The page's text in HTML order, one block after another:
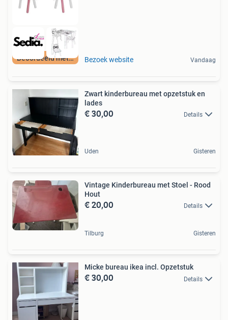
Beoordeeld met 9+ Bezoek website Vandaag
Zwart kinderbureau met opzetstuk en
lades
€ 30,00 Details
Uden Gisteren
Vintage Kinderbureau met Stoel - Rood
Hout
€ 20,00 Details
Tilburg Gisteren
Micke bureau ikea incl. Opzetstuk
€ 30,00 Details